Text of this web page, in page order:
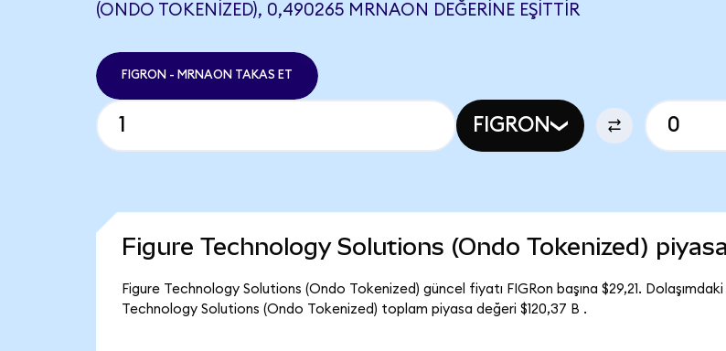
(ONDO TOKENIZED), 0,490265 MRNAON DEĞERINE EŞITTIR
FIGRON - MRNAON TAKAS ET
FIGRON
Figure Technology Solutions (Ondo Tokenized)
Figure Technology Solutions (Ondo Tokenized) güncel fiyatı FIGRon başına $29,21. Dolaşımdaki
Technology Solutions (Ondo Tokenized) toplam piyasa değeri $120,37 B .